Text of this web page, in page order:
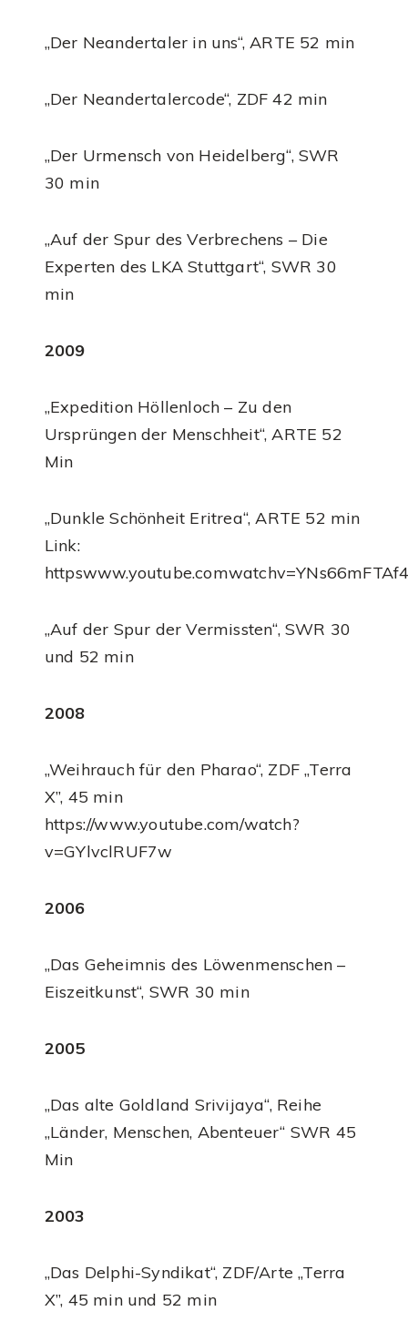
„Der Neandertaler in uns“, ARTE 52 min
„Der Neandertalercode“, ZDF 42 min
„Der Urmensch von Heidelberg“, SWR
30 min
„Auf der Spur des Verbrechens – Die
Experten des LKA Stuttgart“, SWR 30
min
2009
„Expedition Höllenloch – Zu den
Ursprüngen der Menschheit“, ARTE 52
Min
„Dunkle Schönheit Eritrea“, ARTE 52 min
Link:
„Auf der Spur der Vermissten“, SWR 30
und 52 min
2008
„Weihrauch für den Pharao“, ZDF „Terra
X”, 45 min
https://www.youtube.com/watch?
v=GYlvclRUF7w
2006
„Das Geheimnis des Löwenmenschen –
Eiszeitkunst“, SWR 30 min
2005
„Das alte Goldland Srivijaya“, Reihe
„Länder, Menschen, Abenteuer“ SWR 45
Min
2003
„Das Delphi-Syndikat“, ZDF/Arte „Terra
X”, 45 min und 52 min